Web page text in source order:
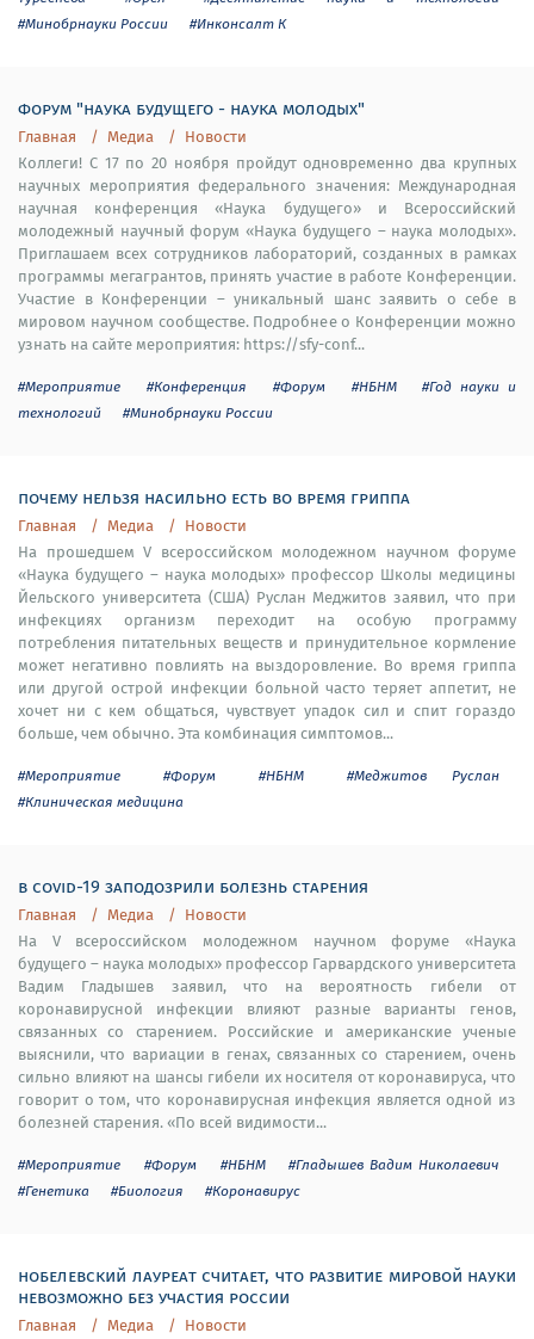
#Минобрнауки России
#Инконсалт К
форум "наука будущего - наука молодых"
Главная Медиа
Новости
Коллеги! С 17 по 20 ноября пройдут одновременно два крупных
научных мероприятия федерального значения: Международная
научная конференция «Наука будущего» и Всероссийский
молодежный научный форум «Наука будущего – наука молодых».
Приглашаем всех сотрудников лабораторий, созданных в рамках
программы мегагрантов, принять участие в работе Конференции.
Участие в Конференции – уникальный шанс заявить о себе в
мировом научном сообществе. Подробнее о Конференции можно
узнать на сайте мероприятия: https://sfy-conf...
#Мероприятие #Конференция #Форум #НБНМ
#Год науки и
технологий
#Минобрнауки России
почему нельзя насильно есть во время гриппа
Главная Медиа
Новости
На прошедшем V всероссийском молодежном научном форуме
«Наука будущего – наука молодых» профессор Школы медицины
Йельского университета (США) Руслан Меджитов заявил, что при
инфекциях организм переходит на особую программу
потребления питательных веществ и принудительное кормление
может негативно повлиять на выздоровление. Во время гриппа
или другой острой инфекции больной часто теряет аппетит, не
хочет ни с кем общаться, чувствует упадок сил и спит гораздо
больше, чем обычно. Эта комбинация симптомов...
#Мероприятие #Форум #НБНМ
#Меджитов Руслан
#Клиническая медицина
в covid-19 заподозрили болезнь старения
Главная Медиа
Новости
На V всероссийском молодежном научном форуме «Наука
будущего – наука молодых» профессор Гарвардского университета
Вадим Гладышев заявил, что на вероятность гибели от
коронавирусной инфекции влияют разные варианты генов,
связанных со старением. Российские и американские ученые
выяснили, что вариации в генах, связанных со старением, очень
сильно влияют на шансы гибели их носителя от коронавируса, что
говорит о том, что коронавирусная инфекция является одной из
болезней старения. «По всей видимости...
#Мероприятие #Форум #НБНМ
#Гладышев Вадим Николаевич
#Генетика
#Биология #Коронавирус
нобелевский лауреат считает, что развитие мировой науки
невозможно без участия россии
Главная Медиа
Новости